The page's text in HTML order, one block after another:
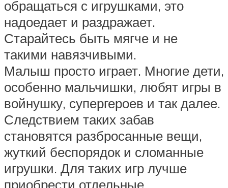
обращаться с игрушками, это
надоедает и раздражает.
Старайтесь быть мягче и не
такими навязчивыми.
Малыш просто играет. Многие дети,
особенно мальчишки, любят игры в
войнушку, супергероев и так далее.
Следствием таких забав
становятся разбросанные вещи,
жуткий беспорядок и сломанные
игрушки. Для таких игр лучше
приобрести отдельные